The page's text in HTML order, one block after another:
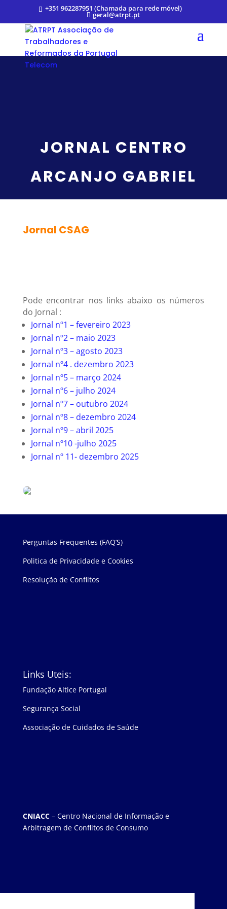
+351 962287951 (Chamada para rede móvel)
geral@atrpt.pt
JORNAL CENTRO
ARCANJO GABRIEL
Jornal CSAG
Pode encontrar nos links abaixo os números
do Jornal :
Jornal nº1 – fevereiro 2023
Jornal nº2 – maio 2023
Jornal nº3 – agosto 2023
Jornal nº4 . dezembro 2023
Jornal nº5 – março 2024
Jornal nº6 – julho 2024
Jornal nº7 – outubro 2024
Jornal nº8 – dezembro 2024
Jornal nº9 – abril 2025
Jornal nº10 -julho 2025
Jornal nº 11- dezembro 2025
Perguntas Frequentes (FAQ’S)
Politica de Privacidade e Cookies
Resolução de Conflitos
Links Uteis:
Fundação Altice Portugal
Segurança Social
Associação de Cuidados de Saúde
CNIACC– Centro Nacional de Informação e
Arbitragem de Conflitos de Consumo